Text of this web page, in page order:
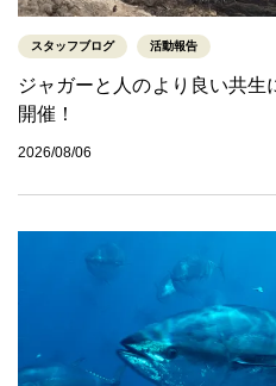
スタッフブログ 活動報告
ジャガーと人のより良い共
開催！
2026/08/06